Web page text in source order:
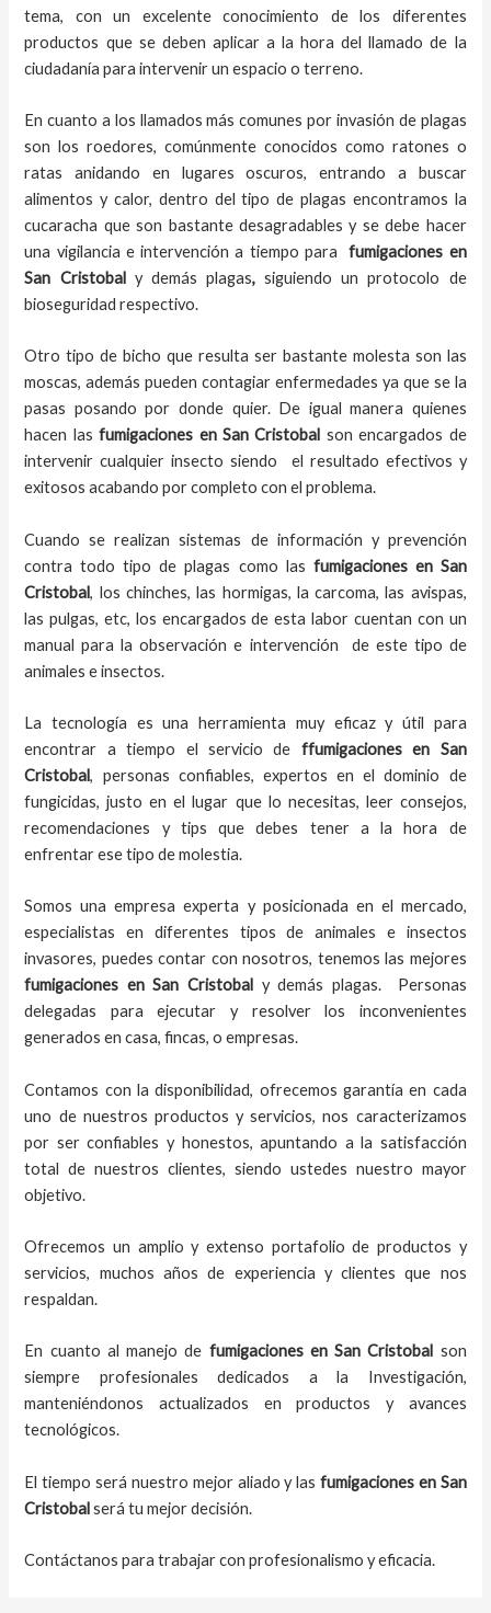
tema, con un excelente conocimiento de los diferentes
productos que se deben aplicar a la hora del llamado de la
ciudadanía para intervenir un espacio o terreno.
En cuanto a los llamados más comunes por invasión de plagas
son los roedores, comúnmente conocidos como ratones o
ratas anidando en lugares oscuros, entrando a buscar
alimentos y calor, dentro del tipo de plagas encontramos la
cucaracha que son bastante desagradables y se debe hacer
una vigilancia e intervención a tiempo parafumigaciones en
San Cristobal y demás plagas,siguiendo un protocolo de
bioseguridad respectivo.
Otro tipo de bicho que resulta ser bastante molesta son las
moscas, además pueden contagiar enfermedades ya que se la
pasas posando por donde quier. De igual manera quienes
hacen las fumigaciones enSan Cristobal son encargados de
intervenir cualquier insecto siendo el resultado efectivos y
exitosos acabando por completo con el problema.
Cuando se realizan sistemas de información y prevención
contra todo tipo de plagas como las fumigacionesen San
Cristobal, los chinches, las hormigas, la carcoma, las avispas,
las pulgas, etc, los encargados de esta labor cuentan con un
manual para la observación e intervención de este tipo de
animales e insectos.
La tecnología es una herramienta muy eficaz y útil para
encontrar a tiempo el servicio de ffumigaciones en San
Cristobal, personas confiables, expertos en el dominio de
fungicidas, justo en el lugar que lo necesitas, leer consejos,
recomendaciones y tips que debes tener a la hora de
enfrentar ese tipo de molestia.
Somos una empresa experta y posicionada en el mercado,
especialistas en diferentes tipos de animales e insectos
invasores, puedes contar con nosotros, tenemos las mejores
fumigaciones enSan Cristobal y demás plagas. Personas
delegadas para ejecutar y resolver los inconvenientes
generados en casa, fincas, o empresas.
Contamos con la disponibilidad, ofrecemos garantía en cada
uno de nuestros productos y servicios, nos caracterizamos
por ser confiables y honestos, apuntando a la satisfacción
total de nuestros clientes, siendo ustedes nuestro mayor
objetivo.
Ofrecemos un amplio y extenso portafolio de productos y
servicios, muchos años de experiencia y clientes que nos
respaldan.
En cuanto almanejo de fumigaciones enSan Cristobal son
siempre profesionales dedicados a la Investigación,
manteniéndonos actualizados en productos y avances
tecnológicos.
El tiempo será nuestro mejor aliado ylas fumigaciones en San
Cristobalserá tu mejor decisión.
Contáctanos para trabajar con profesionalismo y eficacia.